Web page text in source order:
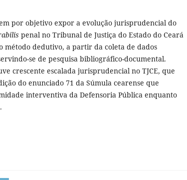
por objetivo expor a evolução jurisprudencial do
penal no Tribunal de Justiça do Estado do Ceará
método dedutivo, a partir da coleta de dados
se de pesquisa bibliográfico-documental.
crescente escalada jurisprudencial no TJCE, que
do enunciado 71 da Súmula cearense que
interventiva da Defensoria Pública enquanto
.